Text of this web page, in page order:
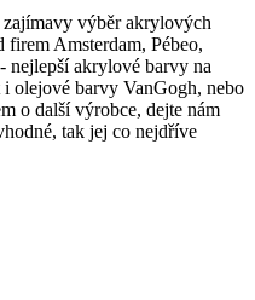
výběr akrylových
firem Amsterdam, Pébeo,
nejlepší akrylové barvy na
olejové barvy VanGogh, nebo
o další výrobce, dejte nám
tak jej co nejdříve